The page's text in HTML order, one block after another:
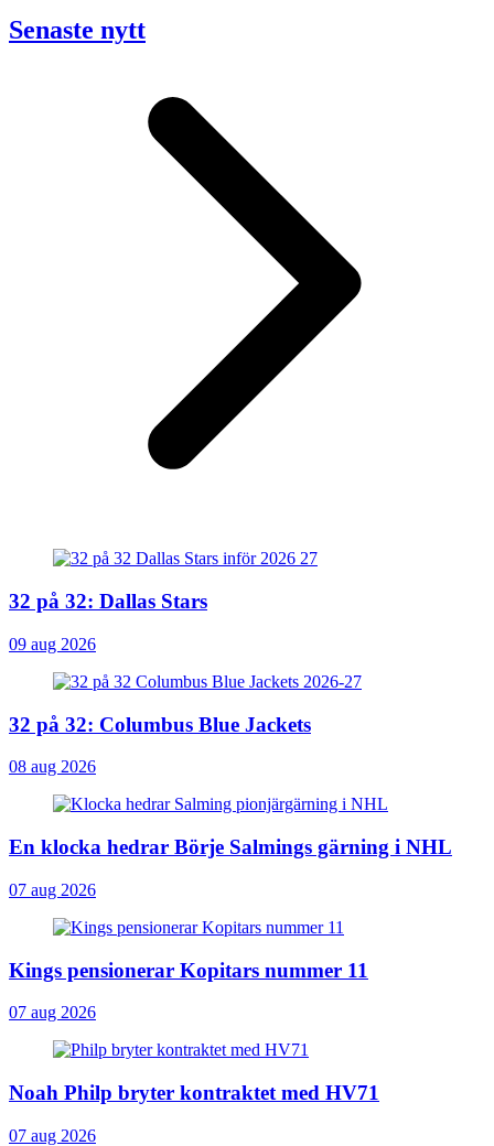
Senaste nytt
32 på 32: Dallas Stars
09 aug 2026
32 på 32: Columbus Blue Jackets
08 aug 2026
En klocka hedrar Börje Salmings gärning i NHL
07 aug 2026
Kings pensionerar Kopitars nummer 11
07 aug 2026
Noah Philp bryter kontraktet med HV71
07 aug 2026